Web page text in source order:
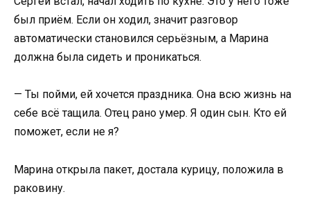
был приём. Если он ходил, значит разговор
автоматически становился серьёзным, а Марина
должна была сидеть и проникаться.
— Ты пойми, ей хочется праздника. Она всю жизнь на
себе всё тащила. Отец рано умер. Я один сын. Кто ей
поможет, если не я?
Марина открыла пакет, достала курицу, положила в
раковину.